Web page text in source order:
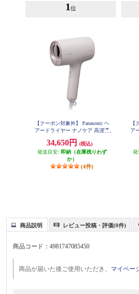
1 位
【クーポン対象外】 Panasonic ヘ
アードライヤー ナノケア 高浸透
P
34,650円
(税込)
発送目安: 即納（在庫残りわず
か）
(4件)
【
ア
発
商品説明 レビュー投稿・評価(0件)
商品コード：4981747085450
商品が届いた後ご使用いただき、 マイペー